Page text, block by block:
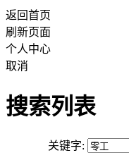
返回首页
刷新页面
个人中心
取消
搜索列表
关键字: